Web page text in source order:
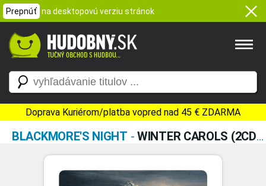
Prepnúť na desktopovú verziu stránok
Doprava Kuriérom/platba vopred nad 45 € ZDARMA
BLACKMORE'S NIGHT -WINTER CAROLS (2CD DELUXE EDITION)